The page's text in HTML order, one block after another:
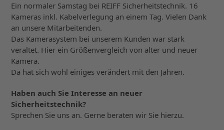
Ein normaler Samstag bei REIFF Sicherheitstechnik. 16
Kameras inkl. Kabelverlegung an einem Tag. Vielen Dank
an unsere Mitarbeitenden.
Das Kamerasystem bei unserem Kunden war stark
veraltet. Hier ein Größenvergleich von alter und neuer
Kamera.
Da hat sich wohl einiges verändert mit den Jahren.
Haben auch Sie Interesse an neuer
Sicherheitstechnik?
Sprechen Sie uns an. Gerne beraten wir Sie hierzu.